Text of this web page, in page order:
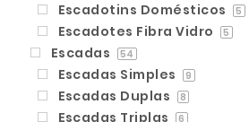
Escadotins Domésticos 5
Escadotes Fibra Vidro 5
Escadas 54
Escadas Simples 9
Escadas Duplas 8
Escadas Triplas 6